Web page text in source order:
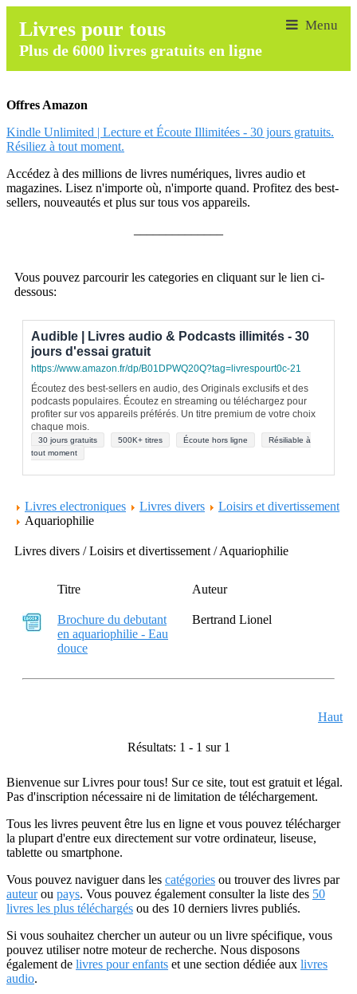
Livres pour tous
Plus de 6000 livres gratuits en ligne
Offres Amazon
Kindle Unlimited | Lecture et Écoute Illimitées - 30 jours gratuits.
Résiliez à tout moment.
Accédez à des millions de livres numériques, livres audio et
magazines. Lisez n'importe où, n'importe quand. Profitez des best-
sellers, nouveautés et plus sur tous vos appareils.
Vous pouvez parcourir les categories en cliquant sur le lien ci-
dessous:
Audible | Livres audio & Podcasts illimités - 30
jours d'essai gratuit
https://www.amazon.fr/dp/B01DPWQ20Q?tag=livrespourt0c-21
Écoutez des best-sellers en audio, des Originals exclusifs et des
podcasts populaires. Écoutez en streaming ou téléchargez pour
profiter sur vos appareils préférés. Un titre premium de votre choix
chaque mois.
30 jours gratuits 500K+ titres Écoute hors ligne
Résiliable à
tout moment
Livres electroniques Livres divers
Loisirs et divertissement
Aquariophilie
Livres divers / Loisirs et divertissement / Aquariophilie
Titre Auteur
Brochure du debutant
en aquariophilie - Eau
douce
Bertrand Lionel
Haut
Résultats: 1 - 1 sur 1
Bienvenue sur Livres pour tous! Sur ce site, tout est gratuit et légal.
Pas d'inscription nécessaire ni de limitation de téléchargement.
Tous les livres peuvent être lus en ligne et vous pouvez télécharger
la plupart d'entre eux directement sur votre ordinateur, liseuse,
tablette ou smartphone.
Vous pouvez naviguer dans les catégories ou trouver des livres par
auteurou pays. Vous pouvez également consulter la liste des 50
livres les plus téléchargés ou des 10 derniers livres publiés.
Si vous souhaitez chercher un auteur ou un livre spécifique, vous
pouvez utiliser notre moteur de recherche. Nous disposons
également de livres pour enfants et une section dédiée aux livres
audio.